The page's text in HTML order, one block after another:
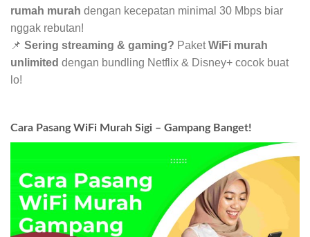
rumah murah dengan kecepatan minimal 30 Mbps biar
nggak rebutan!
📌 Sering streaming & gaming? PaketWiFi murah
unlimited dengan bundling Netflix & Disney+ cocok buat
lo!
Cara Pasang WiFi Murah Sigi – Gampang Banget!